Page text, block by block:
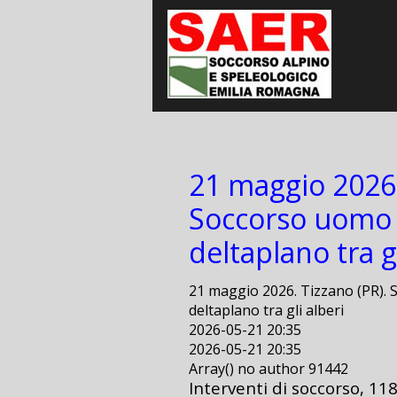
21 maggio
Soccorso
deltaplano tra
21 maggio 2026. Tizzano
deltaplano tra gli alberi
2026-05-21 20:35
2026-05-21 20:35
Array() no author 91442
Interventi di soccorso,